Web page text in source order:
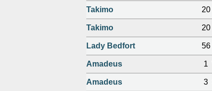
Takimo 20
Takimo 20
Lady Bedfort 56
Amadeus 1
Amadeus 3